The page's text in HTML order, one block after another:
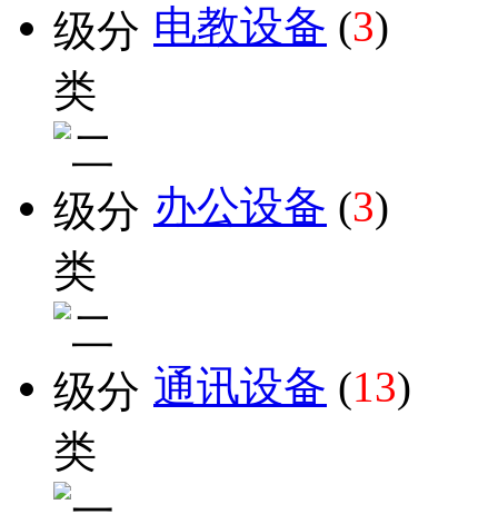
电教设备 (3)
办公设备 (3)
通讯设备 (13)